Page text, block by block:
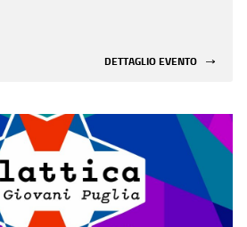
DETTAGLIO EVENTO